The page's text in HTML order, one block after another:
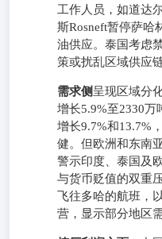
工作人员，如道达
斯Rosneft暂停萨哈
油供应。泰国考虑
策或扰乱区域供应链
需求侧呈现区域分
增长5.9%至2330万
增长9.7%和13.7%
健。但欧洲和东南
警示印度、泰国及
与货币贬值的双重
飞往多哈的航班，
营，显示部分地区